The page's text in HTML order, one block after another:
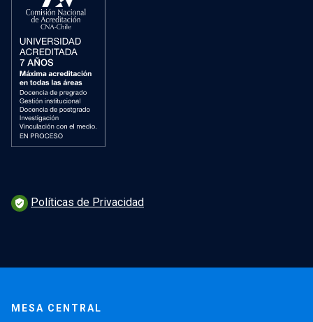
verified_user Políticas de Privacidad
MESA CENTRAL